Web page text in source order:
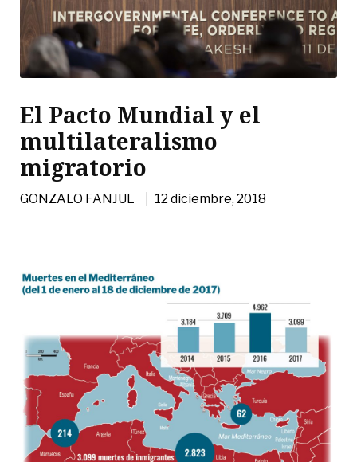
El Pacto Mundial y el
multilateralismo
migratorio
GONZALO FANJUL | 12 diciembre, 2018